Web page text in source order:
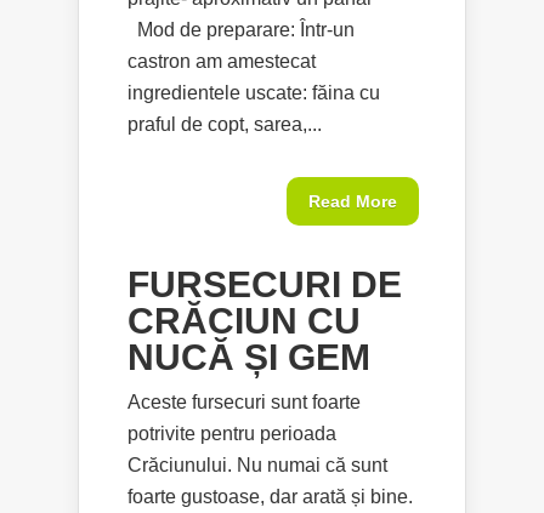
Mod de preparare: Într-un
castron am amestecat
ingredientele uscate: făina cu
praful de copt, sarea,...
Read More
FURSECURI DE
CRĂCIUN CU
NUCĂ ȘI GEM
Aceste fursecuri sunt foarte
potrivite pentru perioada
Crăciunului. Nu numai că sunt
foarte gustoase, dar arată și bine.